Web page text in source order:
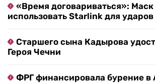
«Время договариваться»:
использовать Starlink для
Старшего сына Кадырова
Героя Чечни
ФРГ финансировала бурение в